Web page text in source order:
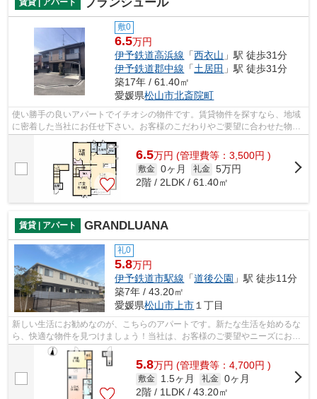
賃貸 | アパート
敷0
6.5万円
伊予鉄道高浜線 「西衣山 」駅 徒歩31分
伊予鉄道郡中線 「土居田 」駅 徒歩31分
築17年 / 61.40㎡
愛媛県松山市北斎院町
使い勝手の良いアパートでイチオシの物件です。賃貸物件を探すなら、地域
に密着した当社にお任せ下さい。お客様のこだわりやご要望に合わせた物件
や当社オススメの物件など、多種多様...
6.5万円 (管理費等：3,500円 )
敷金 0ヶ月 礼金 5万円
2階 / 2LDK / 61.40㎡
賃貸 | アパート GRANDLUANA
礼0
5.8万円
伊予鉄道市駅線 「道後公園 」駅 徒歩11分
築7年 / 43.20㎡
愛媛県松山市 上市 １丁目
新しい生活にお勧めなのが、こちらのアパートです。新たな生活を始めるな
ら、快適な物件を見つけましょう！当社は、お客様のご要望やニーズにお応
えし、より快適な物件のご紹介をいた...
5.8万円 (管理費等：4,700円 )
敷金 1.5ヶ月 礼金 0ヶ月
2階 / 1LDK / 43.20㎡